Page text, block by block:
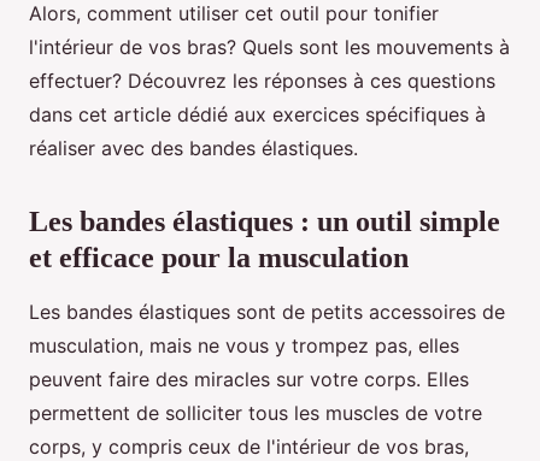
Alors, comment utiliser cet outil pour tonifier
l'intérieur de vos bras? Quels sont les mouvements à
effectuer? Découvrez les réponses à ces questions
dans cet article dédié aux exercices spécifiques à
réaliser avec des bandes élastiques.
Les bandes élastiques : un outil simple
et efficace pour la musculation
Les bandes élastiques sont de petits accessoires de
musculation, mais ne vous y trompez pas, elles
peuvent faire des miracles sur votre corps. Elles
permettent de solliciter tous les muscles de votre
corps, y compris ceux de l'intérieur de vos bras,